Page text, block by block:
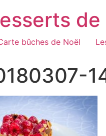
de
bûches de Noël